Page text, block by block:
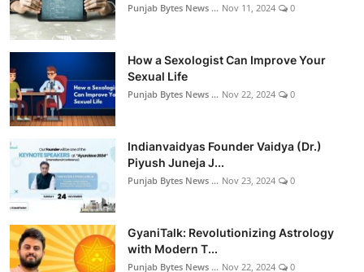
Punjab Bytes News ... Nov 11, 2024 0
How a Sexologist Can Improve Your
Sexual Life
Punjab Bytes News ... Nov 22, 2024 0
Indianvaidyas Founder Vaidya (Dr.)
Piyush Juneja J...
Punjab Bytes News ... Nov 23, 2024 0
GyaniTalk: Revolutionizing Astrology
with Modern T...
Punjab Bytes News ... Nov 22, 2024 0